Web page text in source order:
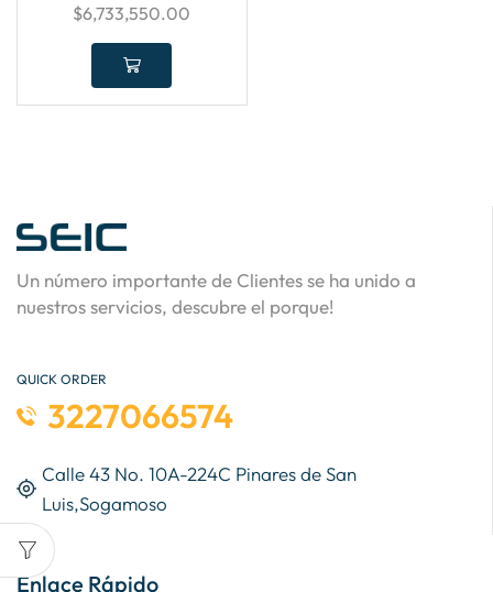
$6,733,550.00
Un número importante de Clientes se ha unido a
nuestros servicios, descubre el porque!
QUICK ORDER
3227066574
Calle 43 No. 10A-224C Pinares de San
Luis,Sogamoso
Enlace Rápido